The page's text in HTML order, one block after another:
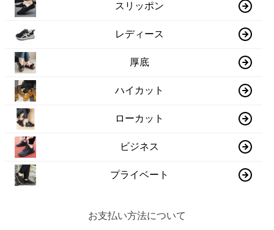
スリッポン
レディース
厚底
ハイカット
ローカット
ビジネス
プライベート
お支払い方法について